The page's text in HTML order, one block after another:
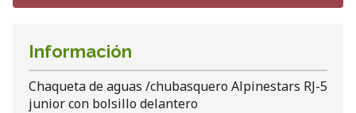
Información
Chaqueta de aguas /chubasquero Alpinestars RJ-5
junior con bolsillo delantero